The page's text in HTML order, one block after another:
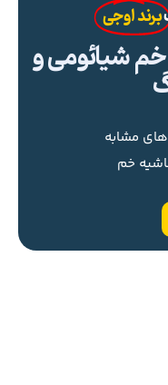
برند اوجی
شیائومی و
های مشابه
خم